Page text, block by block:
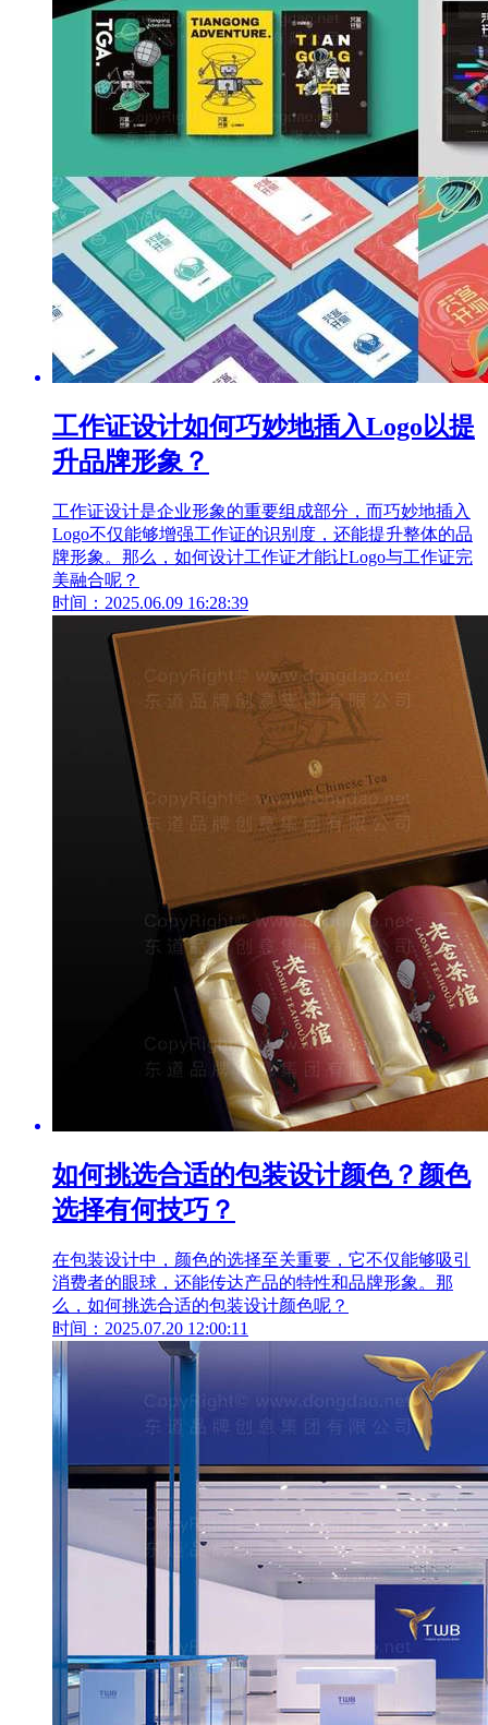
工作证设计如何巧妙地插入Logo以提
升品牌形象？
工作证设计是企业形象的重要组成部分，而巧妙地插入
Logo不仅能够增强工作证的识别度，还能提升整体的品
牌形象。那么，如何设计工作证才能让Logo与工作证完
美融合呢？
时间：2025.06.09 16:28:39
如何挑选合适的包装设计颜色？颜色
选择有何技巧？
在包装设计中，颜色的选择至关重要，它不仅能够吸引
消费者的眼球，还能传达产品的特性和品牌形象。那
么，如何挑选合适的包装设计颜色呢？
时间：2025.07.20 12:00:11